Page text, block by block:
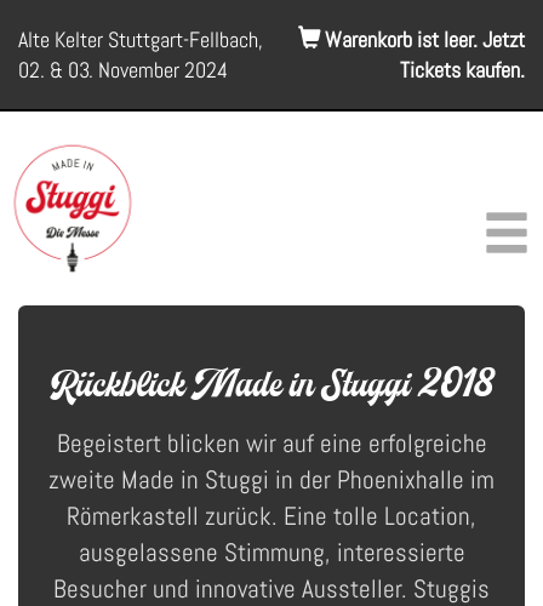
Alte Kelter Stuttgart-Fellbach,
02. & 03. November 2024
Warenkorb ist leer. Jetzt
Tickets kaufen.
Rückblick Made in Stuggi 2018
Begeistert blicken wir auf eine erfolgreiche
zweite Made in Stuggi in der Phoenixhalle im
Römerkastell zurück. Eine tolle Location,
ausgelassene Stimmung, interessierte
Besucher und innovative Aussteller. Stuggis